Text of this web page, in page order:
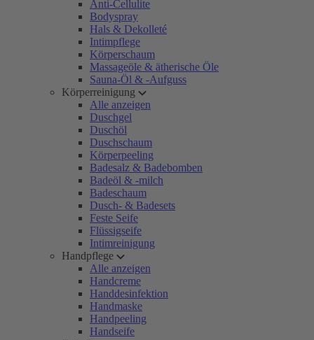
Anti-Cellulite
Bodyspray
Hals & Dekolleté
Intimpflege
Körperschaum
Massageöle & ätherische Öle
Sauna-Öl & -Aufguss
Körperreinigung
Alle anzeigen
Duschgel
Duschöl
Duschschaum
Körperpeeling
Badesalz & Badebomben
Badeöl & -milch
Badeschaum
Dusch- & Badesets
Feste Seife
Flüssigseife
Intimreinigung
Handpflege
Alle anzeigen
Handcreme
Handdesinfektion
Handmaske
Handpeeling
Handseife